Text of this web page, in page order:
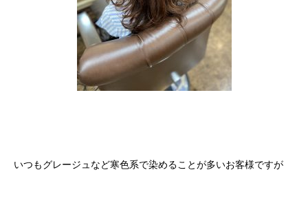
いつもグレージュなど寒色系で染めることが多いお客様ですが